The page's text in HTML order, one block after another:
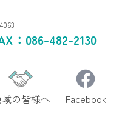
：086-482-2130
の皆様へ Facebook